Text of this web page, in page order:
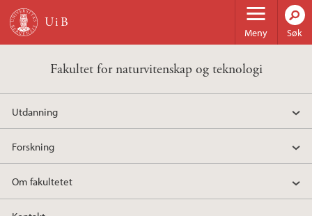
Hopp til hovedinnhold
Meny Søk
Fakultet for naturvitenskap og teknologi
Utdanning
Forskning
Om fakultetet